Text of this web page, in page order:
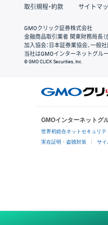
取引規程・約款 サイトマ
GMOクリック証券株式会社
金融商品取引業者 関東財務局長（
加入協会：日本証券業協会、一般
当社はGMOインターネットグル
© GMO CLICK Securities, Inc.
GMOインターネットグ
世界初総合ネットセキュリテ
実在証明・盗聴対策 サイ